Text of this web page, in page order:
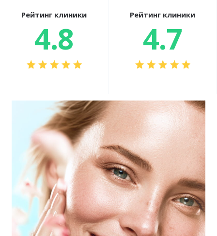
Рейтинг клиники
4.8
Рейтинг клиники
4.7